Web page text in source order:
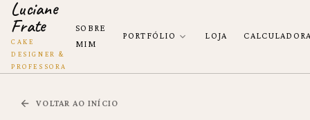
Luciane
Frate
CAKE
DESIGNER &
PROFESSORA
SOBRE
MIM
PORTFÓLIO LOJA
VOLTAR AO INÍCIO